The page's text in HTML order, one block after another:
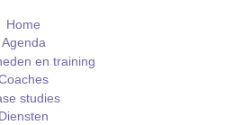
Home
Agenda
en training
studies
Diensten